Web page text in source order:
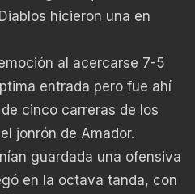
hicieron una en
al acercarse 7-5
entrada pero fue ahí
cinco carreras de los
jonrón de Amador.
guardada una ofensiva
en la octava tanda, con